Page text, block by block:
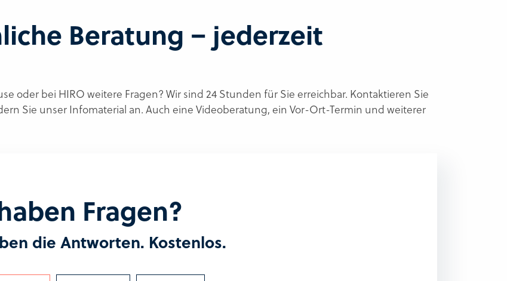
Beratung – jederzeit
oder bei HIRO weitere Fragen? Wir sind 24 Stunden für Sie erreichbar. Kontaktieren Sie
Sie unser Infomaterial an. Auch eine Videoberatung, ein Vor-Ort-Termin und weiterer
Fragen?
die Antworten. Kostenlos.